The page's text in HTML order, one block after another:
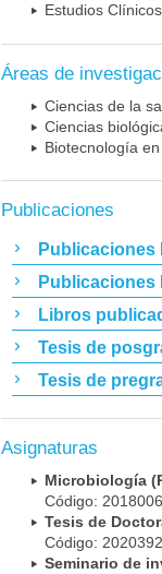
Estudios Clínicos
Áreas de
Ciencias de la
Ciencias
Biotecnología
Publicaciones
Publicaciones
Publicaciones
Libros
Tesis de
Tesis de
Asignaturas
Microbiología
Código:
Tesis de
Código:
Seminario de